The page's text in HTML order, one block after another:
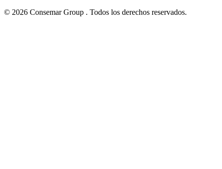
© 2026 Consemar Group . Todos los derechos reservados.